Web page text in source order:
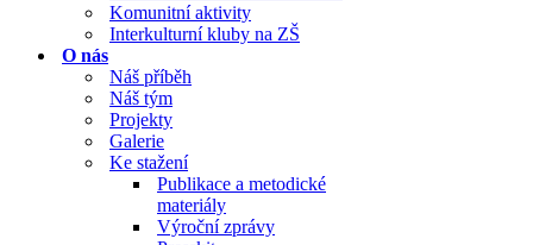
Komunitní aktivity
Interkulturní kluby na ZŠ
O nás
Náš příběh
Náš tým
Projekty
Galerie
Ke stažení
Publikace a metodické
materiály
Výroční zprávy